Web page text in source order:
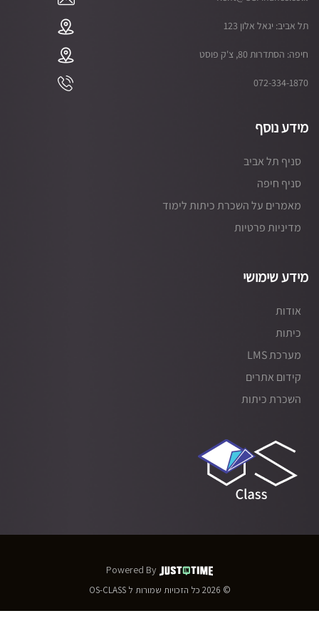
תל אביב: יגאל אלון 123
חיפה: הסתדרות 80, צ'ק פוסט
072-334-1870
מידע נוסף
סניף תל אביב
סניף חיפה
מאמרים על השכרת כיתות לימוד
מדיניות פרטיות
מידע שימושי
אודות
כיתות
מערכת LMS
קידום אתרים
השכרת כיתות
Powered By
OS-CLASS כל הזכויות שמורות ל © 2026